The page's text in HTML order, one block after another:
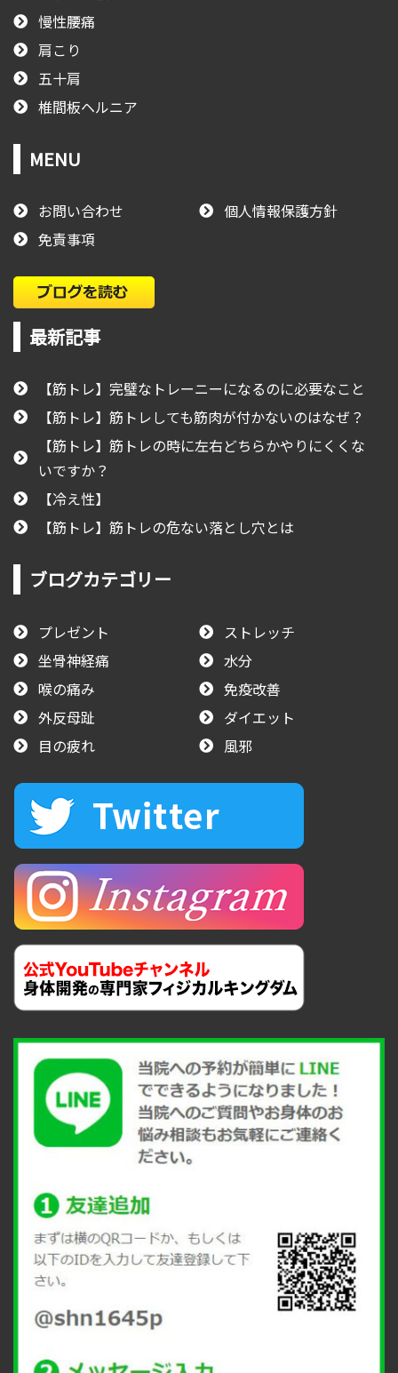
慢性腰痛
肩こり
五十肩
椎間板ヘルニア
MENU
お問い合わせ
個人情報保護方針
免責事項
最新記事
【筋トレ】完璧なトレーニーになるのに必要なこと
【筋トレ】筋トレしても筋肉が付かないのはなぜ？
【筋トレ】筋トレの時に左右どちらかやりにくくな
いですか？
【冷え性】
【筋トレ】筋トレの危ない落とし穴とは
ブログカテゴリー
プレゼント
ストレッチ
坐骨神経痛
水分
喉の痛み
免疫改善
外反母趾
ダイエット
目の疲れ
風邪